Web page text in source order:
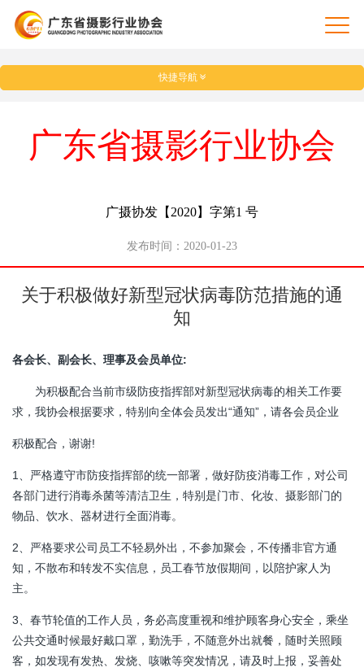
快捷导航
广东省摄影行业协会
广摄协发【2020】字第1 号
发布时间：2020-01-23
关于积极做好新型冠状病毒防范措施的通
知
各会长、副会长、理事及会员单位:
为积极配合当前市级防疫指挥部对新型冠状病毒的相关工作要
求，我协会根据要求，特别向全体会员发出“通知”，请各会员企业
积极配合，谢谢!
1、严格遵守市防疫指挥部的统一部署，做好防疫消毒工作，对公司
各部门进行消毒杀菌等清洁卫生，特别是门市、化妆、摄影部门的
物品、饮水、器材进行全面消毒。
2、严格要求公司员工不轻易外出，不参加聚会，不传播非官方通
知，不散布和转发不实信息，员工春节放假期间，以陪护家人为
主。
3、春节轮值的工作人员，务必高度重视和维护顾客身心安全，乘坐
公共交通时候最好戴口罩，勤洗手，不随意外出就餐，随时关照顾
客，如发现有发热、发烧、咳嗽等突发情况，请及时上报，妥善处